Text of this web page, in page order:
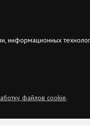
файлов cookie.